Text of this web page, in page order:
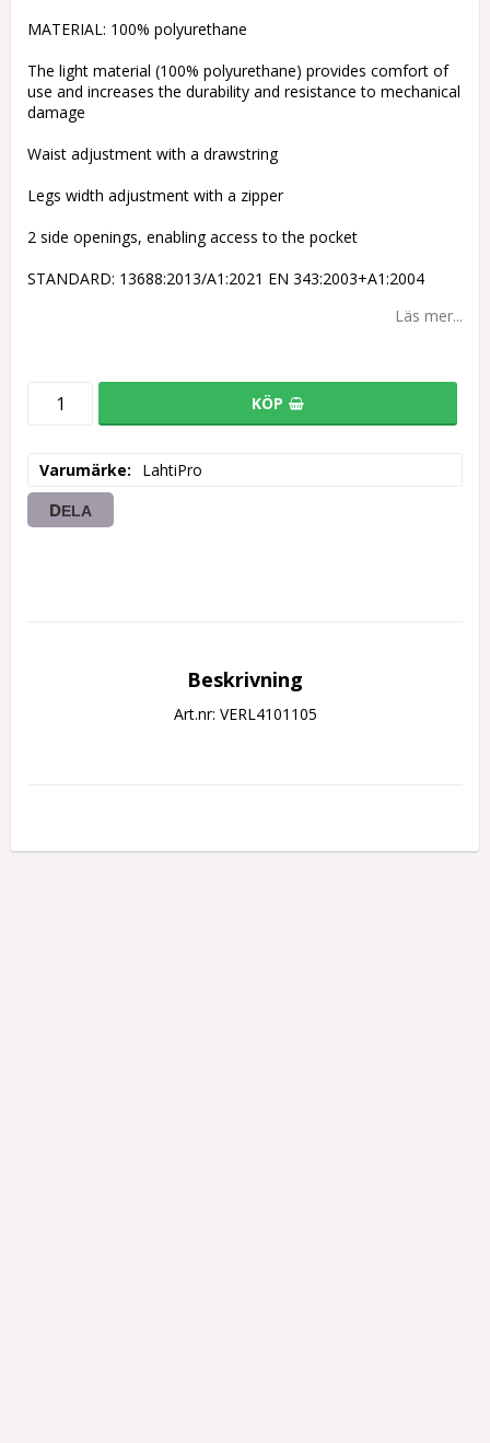
MATERIAL: 100% polyurethane
The light material (100% polyurethane) provides comfort of
use and increases the durability and resistance to mechanical
damage
Waist adjustment with a drawstring
Legs width adjustment with a zipper
2 side openings, enabling access to the pocket
STANDARD: 13688:2013/A1:2021 EN 343:2003+A1:2004
Läs mer...
KÖP
Varumärke LahtiPro
DELA
Beskrivning
Art.nr: VERL4101105